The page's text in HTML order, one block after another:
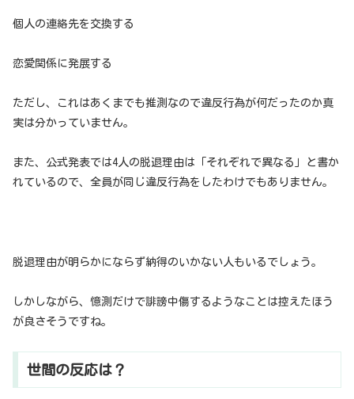
個人の連絡先を交換する
恋愛関係に発展する
ただし、これはあくまでも推測なので違反行為が何だったのか真
実は分かっていません。
また、公式発表では4人の脱退理由は「それぞれで異なる」と書か
れているので、全員が同じ違反行為をしたわけでもありません。
脱退理由が明らかにならず納得のいかない人もいるでしょう。
しかしながら、憶測だけで誹謗中傷するようなことは控えたほう
が良さそうですね。
世間の反応は？